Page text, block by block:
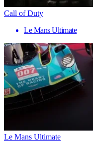
Call of Duty
Le Mans Ultimate
Le Mans Ultimate